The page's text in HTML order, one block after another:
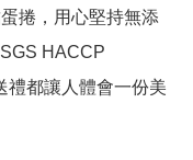
HACCP
禮都讓人體會一份美